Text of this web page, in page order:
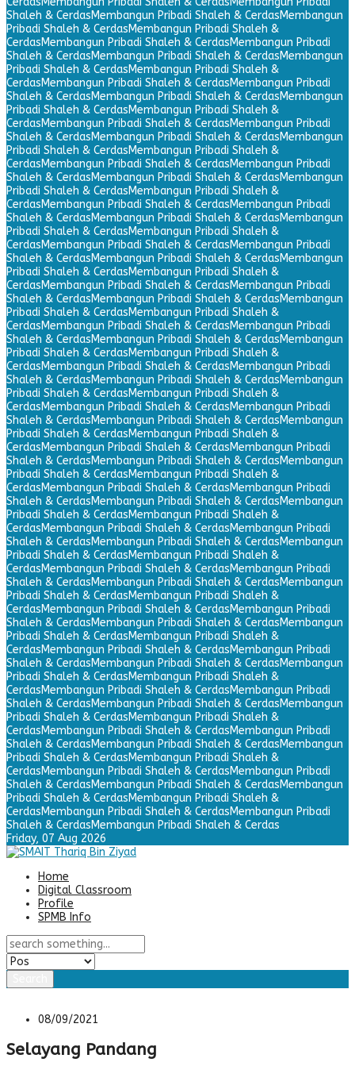
Shaleh & CerdasMembangun Pribadi Shaleh & CerdasMembangun
Pribadi Shaleh & CerdasMembangun Pribadi Shaleh &
CerdasMembangun Pribadi Shaleh & CerdasMembangun Pribadi
Shaleh & CerdasMembangun Pribadi Shaleh & CerdasMembangun
Pribadi Shaleh & CerdasMembangun Pribadi Shaleh &
CerdasMembangun Pribadi Shaleh & CerdasMembangun Pribadi
Shaleh & CerdasMembangun Pribadi Shaleh & CerdasMembangun
Pribadi Shaleh & CerdasMembangun Pribadi Shaleh &
CerdasMembangun Pribadi Shaleh & CerdasMembangun Pribadi
Shaleh & CerdasMembangun Pribadi Shaleh & CerdasMembangun
Pribadi Shaleh & CerdasMembangun Pribadi Shaleh &
CerdasMembangun Pribadi Shaleh & CerdasMembangun Pribadi
Shaleh & CerdasMembangun Pribadi Shaleh & CerdasMembangun
Pribadi Shaleh & CerdasMembangun Pribadi Shaleh &
CerdasMembangun Pribadi Shaleh & CerdasMembangun Pribadi
Shaleh & CerdasMembangun Pribadi Shaleh & CerdasMembangun
Pribadi Shaleh & CerdasMembangun Pribadi Shaleh &
CerdasMembangun Pribadi Shaleh & CerdasMembangun Pribadi
Shaleh & CerdasMembangun Pribadi Shaleh & CerdasMembangun
Pribadi Shaleh & CerdasMembangun Pribadi Shaleh &
CerdasMembangun Pribadi Shaleh & CerdasMembangun Pribadi
Shaleh & CerdasMembangun Pribadi Shaleh & CerdasMembangun
Pribadi Shaleh & CerdasMembangun Pribadi Shaleh &
CerdasMembangun Pribadi Shaleh & CerdasMembangun Pribadi
Shaleh & CerdasMembangun Pribadi Shaleh & CerdasMembangun
Pribadi Shaleh & CerdasMembangun Pribadi Shaleh &
CerdasMembangun Pribadi Shaleh & CerdasMembangun Pribadi
Shaleh & CerdasMembangun Pribadi Shaleh & CerdasMembangun
Pribadi Shaleh & CerdasMembangun Pribadi Shaleh &
CerdasMembangun Pribadi Shaleh & CerdasMembangun Pribadi
Shaleh & CerdasMembangun Pribadi Shaleh & CerdasMembangun
Pribadi Shaleh & CerdasMembangun Pribadi Shaleh &
CerdasMembangun Pribadi Shaleh & CerdasMembangun Pribadi
Shaleh & CerdasMembangun Pribadi Shaleh & CerdasMembangun
Pribadi Shaleh & CerdasMembangun Pribadi Shaleh &
CerdasMembangun Pribadi Shaleh & CerdasMembangun Pribadi
Shaleh & CerdasMembangun Pribadi Shaleh & CerdasMembangun
Pribadi Shaleh & CerdasMembangun Pribadi Shaleh &
CerdasMembangun Pribadi Shaleh & CerdasMembangun Pribadi
Shaleh & CerdasMembangun Pribadi Shaleh & CerdasMembangun
Pribadi Shaleh & CerdasMembangun Pribadi Shaleh &
CerdasMembangun Pribadi Shaleh & CerdasMembangun Pribadi
Shaleh & CerdasMembangun Pribadi Shaleh & CerdasMembangun
Pribadi Shaleh & CerdasMembangun Pribadi Shaleh &
CerdasMembangun Pribadi Shaleh & CerdasMembangun Pribadi
Shaleh & CerdasMembangun Pribadi Shaleh & CerdasMembangun
Pribadi Shaleh & CerdasMembangun Pribadi Shaleh &
CerdasMembangun Pribadi Shaleh & CerdasMembangun Pribadi
Shaleh & CerdasMembangun Pribadi Shaleh & CerdasMembangun
Pribadi Shaleh & CerdasMembangun Pribadi Shaleh &
CerdasMembangun Pribadi Shaleh & CerdasMembangun Pribadi
Shaleh & CerdasMembangun Pribadi Shaleh & CerdasMembangun
Pribadi Shaleh & CerdasMembangun Pribadi Shaleh &
CerdasMembangun Pribadi Shaleh & CerdasMembangun Pribadi
Shaleh & CerdasMembangun Pribadi Shaleh & CerdasMembangun
Pribadi Shaleh & CerdasMembangun Pribadi Shaleh &
CerdasMembangun Pribadi Shaleh & CerdasMembangun Pribadi
Shaleh & CerdasMembangun Pribadi Shaleh & CerdasMembangun
Pribadi Shaleh & CerdasMembangun Pribadi Shaleh &
CerdasMembangun Pribadi Shaleh & CerdasMembangun Pribadi
Shaleh & CerdasMembangun Pribadi Shaleh & Cerdas
Friday, 07 Aug 2026
Home
Digital Classroom
Profile
SPMB Info
08/09/2021
Selayang Pandang